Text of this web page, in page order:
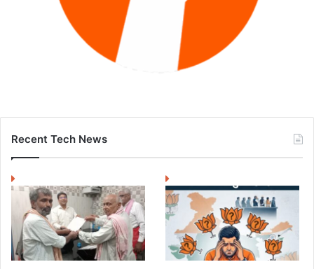
Recent Tech News